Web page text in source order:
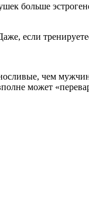
больше
если
чем
может